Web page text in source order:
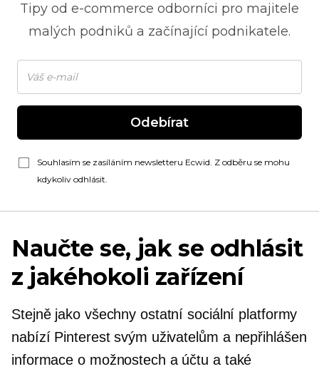
Tipy od e-commerce odborníci pro majitele
malých podniků a začínající podnikatele.
Odebírat
Souhlasím se zasíláním newsletteru Ecwid. Z odběru se mohu
kdykoliv odhlásit.
Naučte se, jak se odhlásit
z jakéhokoli zařízení
Stejně jako všechny ostatní sociální platformy
nabízí Pinterest svým uživatelům a nepřihlášen
informace o možnostech a účtu a také